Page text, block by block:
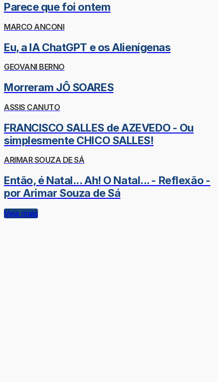
Parece que foi ontem
MARCO ANCONI
Eu, a IA ChatGPT e os Alienígenas
GEOVANI BERNO
Morreram JÔ SOARES
ASSIS CANUTO
FRANCISCO SALLES de AZEVEDO - Ou
simplesmente CHICO SALLES!
ARIMAR SOUZA DE SÁ
Então, é Natal... Ah! O Natal... - Reflexão -
por Arimar Souza de Sá
Veja mais